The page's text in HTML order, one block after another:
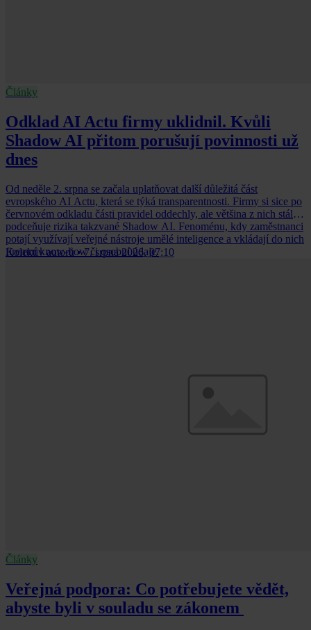
Články
Odklad AI Actu firmy uklidnil. Kvůli
Shadow AI přitom porušují povinnosti už
dnes
Od neděle 2. srpna se začala uplatňovat další důležitá část
evropského AI Actu, která se týká transparentnosti. Firmy si sice po
červnovém odkladu části pravidel oddechly, ale většina z nich stále
podceňuje rizika takzvané Shadow AI. Fenoménu, kdy zaměstnanci
potají využívají veřejné nástroje umělé inteligence a vkládají do nich
firemní know-how či osobní údaje.
Kolektiv autorů • 7. srpna 2026, 07:10
Články
Veřejná podpora: Co potřebujete vědět,
abyste byli v souladu se zákonem